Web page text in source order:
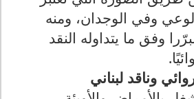
وفي الوجدان، ومنه
وفق ما يتداوله النقد
وناقد لبناني